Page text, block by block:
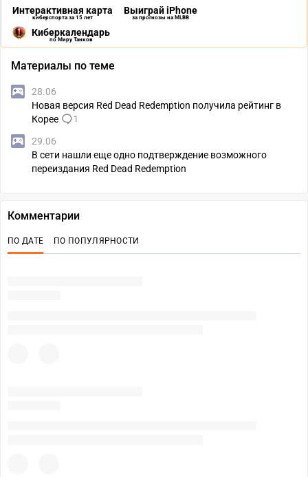
Интерактивная карта
киберспорта за 15 лет
Выиграй iPhone
за прогнозы на MLBB
Киберкалендарь
по Миру Танков
Материалы по теме
28.06
Новая версия Red Dead Redemption получила рейтинг в
Корее
1
29.06
В сети нашли еще одно подтверждение возможного
переиздания Red Dead Redemption
Комментарии
ПО ДАТЕ ПО ПОПУЛЯРНОСТИ